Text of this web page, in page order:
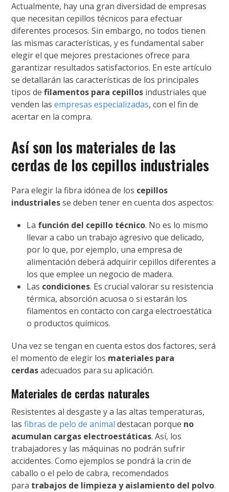
Actualmente, hay una gran diversidad de empresas
que necesitan cepillos técnicos para efectuar
diferentes procesos. Sin embargo, no todos tienen
las mismas características, y es fundamental saber
elegir el que mejores prestaciones ofrece para
garantizar resultados satisfactorios. En este artículo
se detallarán las características de los principales
tipos de filamentos para cepillos industriales que
venden lasempresas especializadas, con el fin de
acertar en la compra.
Así son los materiales de las
cerdas de los cepillos industriales
Para elegir la fibra idónea de los cepillos
industrialesse deben tener en cuenta dos aspectos:
La función del cepillo técnico. No es lo mismo
llevar a cabo un trabajo agresivo que delicado,
por lo que, por ejemplo, una empresa de
alimentación deberá adquirir cepillos diferentes a
los que emplee un negocio de madera.
Las condiciones. Es crucial valorar su resistencia
térmica, absorción acuosa o si estarán los
filamentos en contacto con carga electroestática
o productos químicos.
Una vez se tengan en cuenta estos dos factores, será
el momento de elegir los materiales para
cerdasadecuados para su aplicación.
Materiales de cerdas naturales
Resistentes al desgaste y a las altas temperaturas,
las fibras de pelo de animal destacan porque no
acumulan cargas electroestáticas. Así, los
trabajadores y las máquinas no podrán sufrir
accidentes. Como ejemplos se pondrá la crin de
caballo o el pelo de cabra, recomendados
para trabajos de limpieza y aislamiento del polvo.